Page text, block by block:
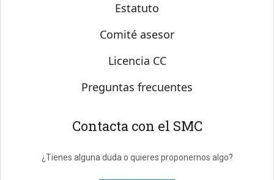
Estatuto
Comité asesor
Licencia CC
Preguntas frecuentes
Contacta con el SMC
¿Tienes alguna duda o quieres proponernos algo?